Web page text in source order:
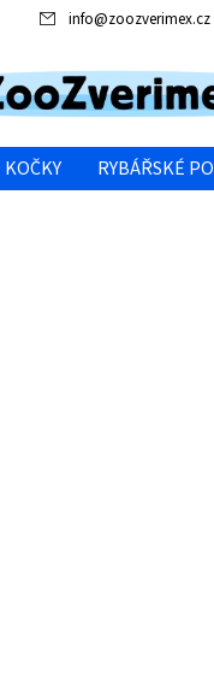
info@zoozverimex.cz
KOČKY RYBÁŘSKÉ